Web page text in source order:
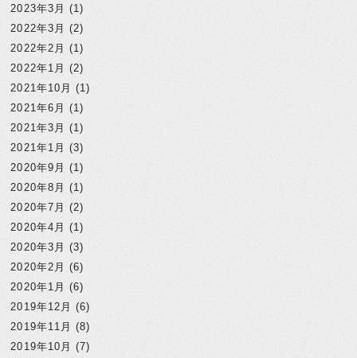
2023年3月 (1)
2022年3月 (2)
2022年2月 (1)
2022年1月 (2)
2021年10月 (1)
2021年6月 (1)
2021年3月 (1)
2021年1月 (3)
2020年9月 (1)
2020年8月 (1)
2020年7月 (2)
2020年4月 (1)
2020年3月 (3)
2020年2月 (6)
2020年1月 (6)
2019年12月 (6)
2019年11月 (8)
2019年10月 (7)